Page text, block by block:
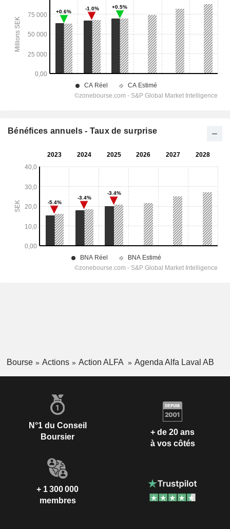
Bénéfices annuels - Taux de surprise
Bourse Actions Action ALFA Agenda Alfa Laval AB
N°1 du Conseil
Boursier
+ de 20 ans
à vos côtés
+ 1 300 000
membres